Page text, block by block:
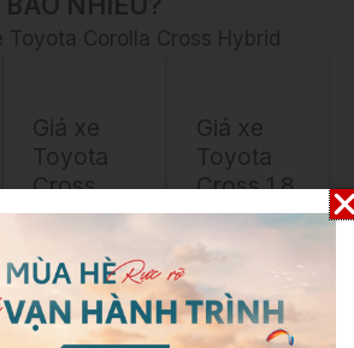
Toyota Corolla Cross Hybrid
Giá xe
Toyota
Cross
1.8V
yết:
820.000.000
VNĐ
Giá xe
Toyota
Cross 1.8
Hybrid
Giá niêm
865.000.000